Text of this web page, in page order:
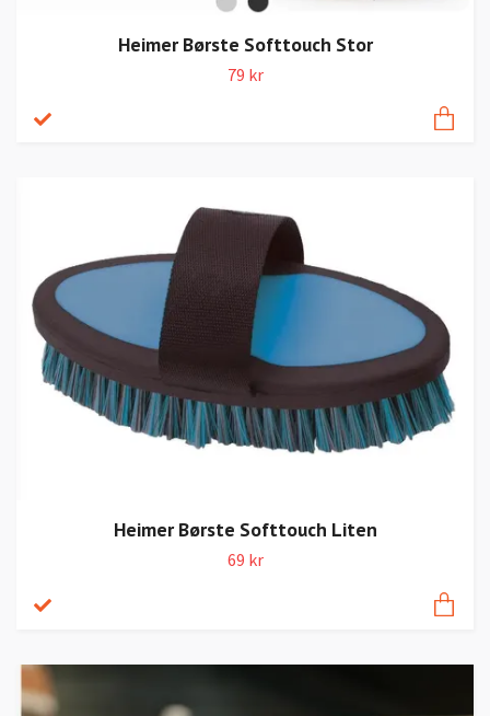
Heimer Børste Softtouch Stor
79 kr
Heimer Børste Softtouch Liten
69 kr